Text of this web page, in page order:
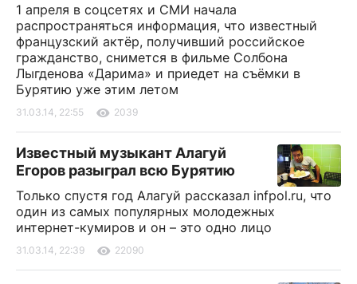
1 апреля в соцсетях и СМИ начала
распространяться информация, что известный
французский актёр, получивший российское
гражданство, снимется в фильме Солбона
Лыгденова «Дарима» и приедет на съёмки в
Бурятию уже этим летом
31.03.14, 22:55 2039
Известный музыкант Алагуй
Егоров разыграл всю Бурятию
Только спустя год Алагуй рассказал infpol.ru, что
один из самых популярных молодежных
интернет-кумиров и он – это одно лицо
31.03.14, 22:39 22090